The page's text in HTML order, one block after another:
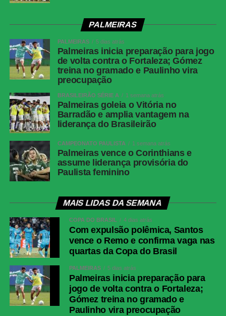
PALMEIRAS
PALMEIRAS 5 dias atrás
Palmeiras inicia preparação para jogo
de volta contra o Fortaleza; Gómez
treina no gramado e Paulinho vira
preocupação
BRASILEIRÃO SÉRIE A 1 semana atrás
Palmeiras goleia o Vitória no
Barradão e amplia vantagem na
liderança do Brasileirão
CAMPEONATO PAULISTA 1 semana atrás
Palmeiras vence o Corinthians e
assume liderança provisória do
Paulista feminino
MAIS LIDAS DA SEMANA
COPA DO BRASIL 4 dias atrás
Com expulsão polêmica, Santos
vence o Remo e confirma vaga nas
quartas da Copa do Brasil
PALMEIRAS 5 dias atrás
Palmeiras inicia preparação para
jogo de volta contra o Fortaleza;
Gómez treina no gramado e
Paulinho vira preocupação